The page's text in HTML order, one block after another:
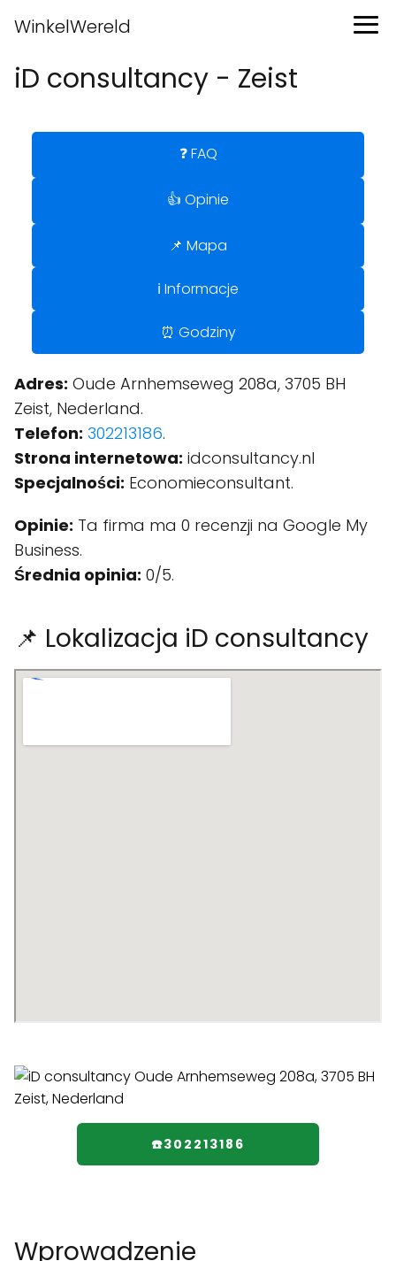
WinkelWereld
iD consultancy - Zeist
❓ FAQ
👍 Opinie
📌 Mapa
ℹ️ Informacje
⏰ Godziny
Adres: Oude Arnhemseweg 208a, 3705 BH
Zeist, Nederland.
Telefon: 302213186.
Strona internetowa: idconsultancy.nl
Specjalności: Economieconsultant.
Opinie: Ta firma ma 0 recenzji na Google My
Business.
Średnia opinia: 0/5.
📌 Lokalizacja iD consultancy
☎️302213186
Wprowadzenie